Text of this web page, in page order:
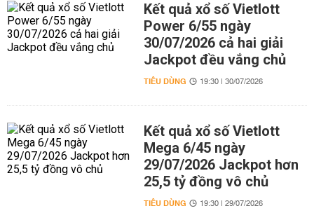
Kết quả xổ số Vietlott
Power 6/55 ngày
30/07/2026 cả hai giải
Jackpot đều vắng chủ
TIÊU DÙNG 19:30 | 30/07/2026
Kết quả xổ số Vietlott
Mega 6/45 ngày
29/07/2026 Jackpot hơn
25,5 tỷ đồng vô chủ
TIÊU DÙNG 19:30 | 29/07/2026